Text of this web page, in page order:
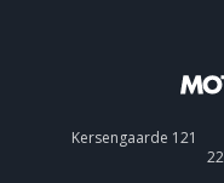
Kersengaarde 121